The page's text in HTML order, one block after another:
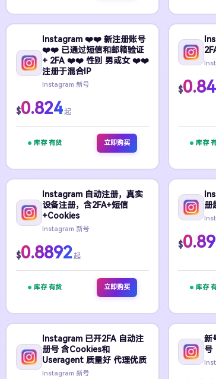
Instagram ❤️❤️ 新注册账号
❤️❤️ 已通过短信和邮箱验证
+ 2FA ❤️❤️ 性别 男或女 ❤️❤️
注册于混合IP
Instagram 新号
$0.824起
库存 有货 立即购买
$
库存
Instagram 自动注册，真实
设备注册，含2FA+短信
+Cookies
Instagram 新号
$0.8892起
库存 有货 立即购买
册
$
库存
Instagram 已开2FA 自动注
册号 含Cookies和
Useragent 质量好 代理优质
Instagram 新号
新
号